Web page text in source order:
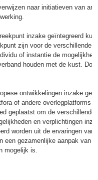
naar initiatieven van
inzake geïntegreerd
zijn voor de verschillende
of instantie de
houden met de kust.
ontwikkelingen inzake
of andere overlegplatforms
geplaatst om de verschillende
en verplichtingen
worden uit de ervaringen van
een gezamenlijke aanpak van
mogelijk is.